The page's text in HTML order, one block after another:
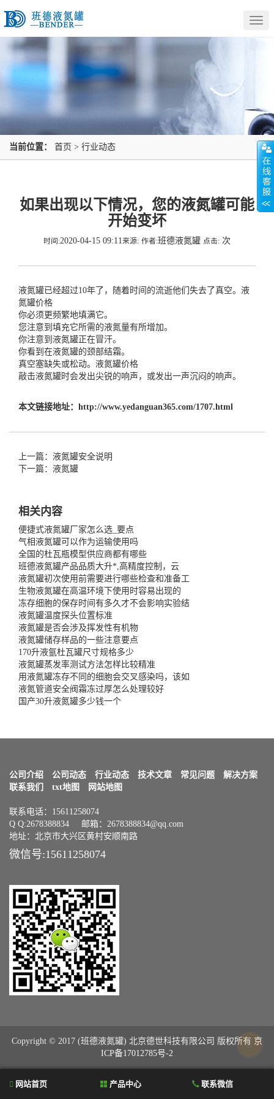
当前位置： 首页 > 行业动态
如果出现以下情况，您的液氮罐可能
开始变坏
时间:2020-04-15 09:11来源: 作者:班德液氮罐 点击: 次
液氮罐已经超过10年了，随着时间的流逝他们失去了真空。 液
氮罐价格
你必须更频繁地填满它。
您注意到填充它所需的液氮量有所增加。
你注意到液氮罐正在冒汗。
你看到在液氮罐的颈部结霜。
真空塞缺失或松动。 液氮罐价格
敲击液氮罐时会发出尖锐的响声，或发出一声沉闷的响声。
本文链接地址： http://www.yedanguan365.com/1707.html
上一篇：液氮罐安全说明
下一篇：液氮罐
相关内容
便捷式液氮罐厂家怎么选_要点
气相液氮罐可以作为运输使用吗
全国的杜瓦瓶模型供应商都有哪些
班德液氮罐产品品质大升*,高精度控制，云
液氮罐初次使用前需要进行哪些检查和准备工
生物液氮罐在高温环境下使用时容易出现的
冻存细胞的保存时间有多久才不会影响实验结
液氮罐温度探头位置标准
液氮罐是否会涉及挥发性有机物
液氮罐储存样品的一些注意要点
170升液氩杜瓦罐尺寸规格多少
液氮罐蒸发率测试方法怎样比较精准
用液氮罐冻存不同的细胞会交叉感染吗，该如
液氮管道安全阀霜冻过厚怎么处理较好
国产30升液氮罐多少钱一个
公司介绍 公司动态 行业动态 技术文章 常见问题
解决方案
联系我们
txt地图 网站地图
联系电话：15611258074
Q Q:2678388834 邮箱：2678388834@qq.com
地址：北京市大兴区黄村安顺南路
微信号:15611258074
Copyright © 2017 (班德液氮罐) 北京德世科技有限公司 版权所有 京
ICP备17012785号-2
网站首页 产品中心 联系微信